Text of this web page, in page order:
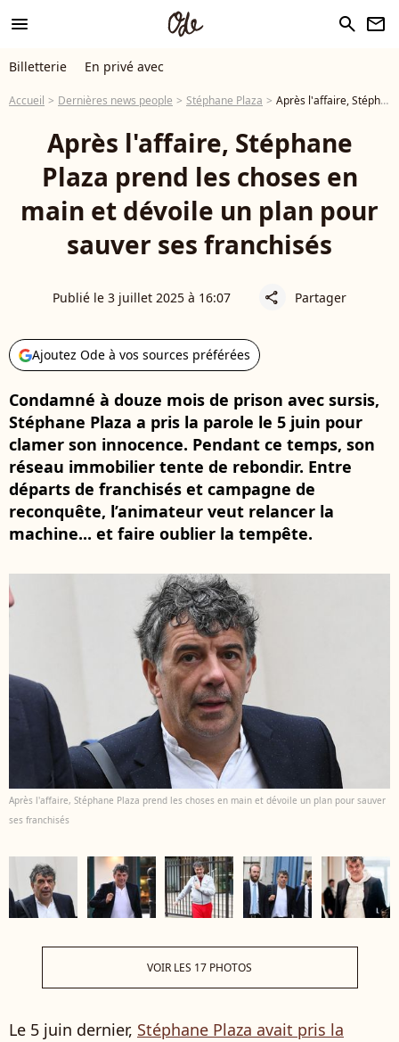
menu search newsletter
Billetterie En privé avec
Accueil Dernières news people Stéphane Plaza Après l'affaire, Stéphane Plaza prend les choses en main et dévoile un plan pour sauver ses franchisés
Après l'affaire, Stéphane
Plaza prend les choses en
main et dévoile un plan pour
sauver ses franchisés
Publié le 3 juillet 2025 à 16:07 share Partager
Ajoutez Ode à vos sources préférées
Condamné à douze mois de prison avec sursis,
Stéphane Plaza a pris la parole le 5 juin pour
clamer son innocence. Pendant ce temps, son
réseau immobilier tente de rebondir. Entre
départs de franchisés et campagne de
reconquête, l’animateur veut relancer la
machine... et faire oublier la tempête.
Après l'affaire, Stéphane Plaza prend les choses en main et dévoile un plan pour sauver
ses franchisés
VOIR LES 17 PHOTOS
Le 5 juin dernier, Stéphane Plaza avait pris la